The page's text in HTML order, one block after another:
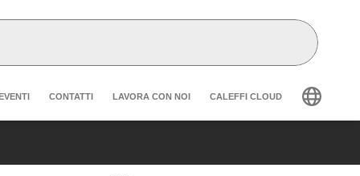
secondary navigation
CONTATTI LAVORA CON NOI CALEFFI CLOUD